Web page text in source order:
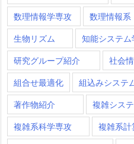
数理情報学専攻 数理情報系
生物リズム 知能システム
研究グループ紹介 社会
組合せ最適化 組込みシステ
著作物紹介 複雑シス
複雑系科学専攻 複雑系計